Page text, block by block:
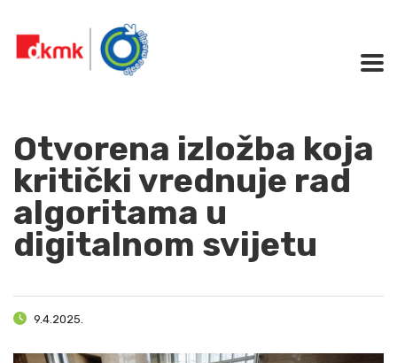
Otvorena izložba koja
kritički vrednuje rad
algoritama u
digitalnom svijetu
9.4.2025.